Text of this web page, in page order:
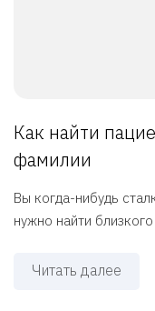
Как найти
фамилии
Вы когда-нибудь
нужно найти
Читать далее